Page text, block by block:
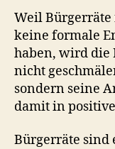
Weil
keine formale
haben, wird die
nicht
sondern seine
damit in
Bürgerräte sind